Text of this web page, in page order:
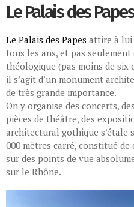
Le Palais des Papes
Le Palais des Papes attire à lui
tous les ans, et pas
théologique (pas moins de six
il s’agit d’un monument
de très grande importance.
On y organise des concerts,
pièces de théâtre, des
architectural gothique s’étale
000 mètres carré, constitué
sur des points de vue
sur le Rhône.